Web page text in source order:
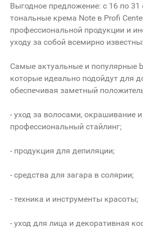
Выгодное предложение: с 16 по 31
тональные крема Note в Profi
профессиональной продукции и
уходу за собой всемирно
Самые актуальные и популярные
которые идеально подойдут для
обеспечивая заметный
- уход за волосами, окрашивание и
профессиональный стайлинг;
- продукция для депиляции;
- средства для загара в солярии;
- техника и инструменты красоты;
- уход для лица и декоративная